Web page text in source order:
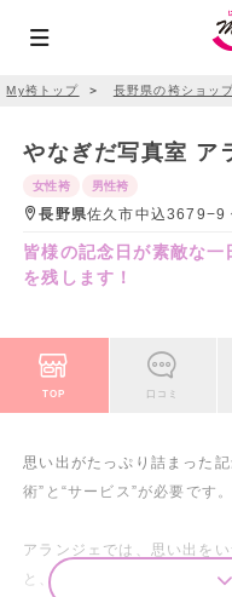
My袴トップ ＞ 長野県の袴ショッ
やなぎだ写真室 ア
女性袴 男性袴
長野県佐久市中込3679−9
皆様の記念日が素敵な
を残します！
TOP 口コミ
思い出がたっぷり詰まった
術”と“サービス”が必要です。
アランジェでは、思い出を
と、